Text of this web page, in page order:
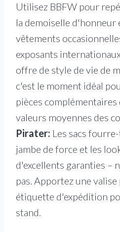
Utilisez BBFW pour
la demoiselle d'honneur
vêtements
exposants
offre de style de vie de
c'est le moment idéal
pièces
valeurs moyennes des
Pirater: Les sacs
jambe de force et les
d'excellents garanties –
pas. Apportez une
étiquette d'expédition
stand.